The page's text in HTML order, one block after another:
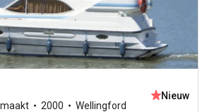
2000 Wellingford
Nieuw